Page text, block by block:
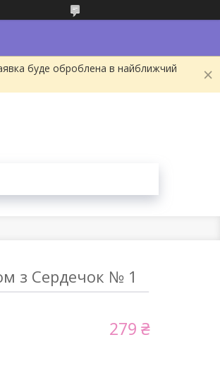
буде оброблена в найближчий
з Сердечок № 1
279 ₴